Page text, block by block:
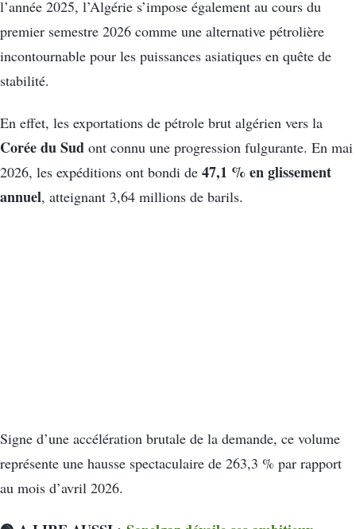
l’année 2025, l’Algérie s’impose également au cours du
premier semestre 2026 comme une alternative pétrolière
incontournable pour les puissances asiatiques en quête de
stabilité.
En effet, les exportations de pétrole brut algérien vers la
Corée du Sud ont connu une progression fulgurante. En mai
2026, les expéditions ont bondi de 47,1 % en glissement
annuel, atteignant 3,64 millions de barils.
Signe d’une accélération brutale de la demande, ce volume
représente une hausse spectaculaire de 263,3 % par rapport
au mois d’avril 2026.